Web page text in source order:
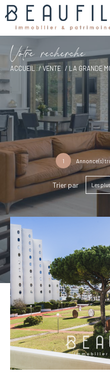
Votre recherche
ACCUEIL VENTE LA GRANDE
1 Annonce(s)
Trier par Les